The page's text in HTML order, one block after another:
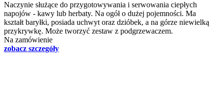
Naczynie służące do przygotowywania i serwowania ciepłych
napojów - kawy lub herbaty. Na ogół o dużej pojemności. Ma
kształt baryłki, posiada uchwyt oraz dzióbek, a na górze niewielką
przykrywkę. Może tworzyć zestaw z podgrzewaczem.
Na zamówienie
zobacz szczegóły